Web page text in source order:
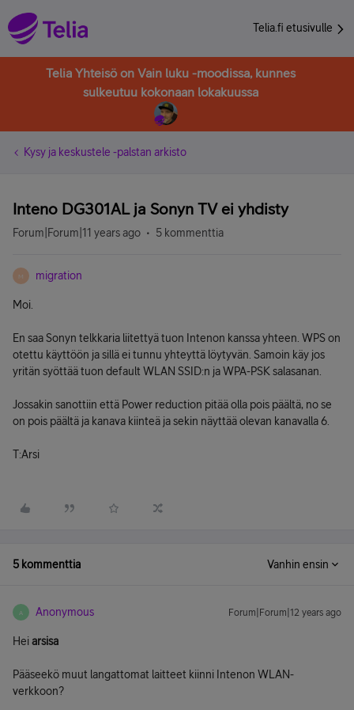
Telia.fi etusivulle
Telia Yhteisö on Vain luku -moodissa, kunnes
sulkeutuu kokonaan lokakuussa
Kysy ja keskustele -palstan arkisto
Inteno DG301AL ja Sonyn TV ei yhdisty
Forum|Forum|11 years ago 5 kommenttia
M migration
Moi.
En saa Sonyn telkkaria liitettyä tuon Intenon kanssa yhteen. WPS on
otettu käyttöön ja sillä ei tunnu yhteyttä löytyvän. Samoin käy jos
yritän syöttää tuon default WLAN SSID:n ja WPA-PSK salasanan.
Jossakin sanottiin että Power reduction pitää olla pois päältä, no se
on pois päältä ja kanava kiinteä ja sekin näyttää olevan kanavalla 6.
T:Arsi
5 kommenttia Vanhin ensin
A Anonymous Forum|Forum|12 years ago
Heiarsisa
Pääseekö muut langattomat laitteet kiinni Intenon WLAN-
verkkoon?